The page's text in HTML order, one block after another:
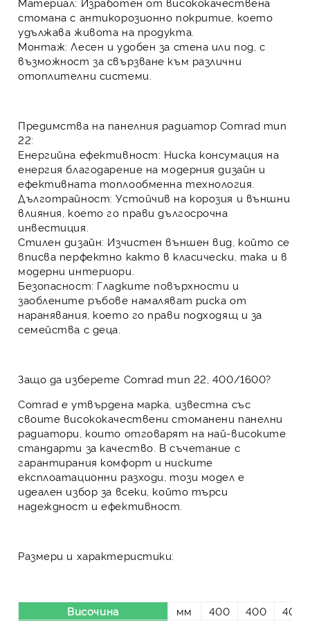
стомана с антикорозионно покритие, което
удължава живота на продукта.
Монтаж: Лесен и удобен за стена или под, с
възможност за свързване към различни
отоплителни системи.
Предимства на панелния радиатор Comrad тип
22:
Енергийна ефективност: Ниска консумация на
енергия благодарение на модерния дизайн и
ефективната топлообменна технология.
Дълготрайност: Устойчив на корозия и външни
влияния, което го прави дългосрочна
инвестиция.
Стилен дизайн: Изчистен външен вид, който се
вписва перфектно както в класически, така и в
модерни интериори.
Безопасност: Гладките повърхности и
заоблените ръбове намаляват риска от
наранявания, което го прави подходящ и за
семейства с деца.
Защо да изберете Comrad тип 22, 400/1600?
Comrad е утвърдена марка, известна със
своите висококачествени стоманени панелни
радиатори, които отговарят на най-високите
стандарти за качество. В съчетание с
гарантирания комфорт и ниските
експлоатационни разходи, този модел е
идеален избор за всеки, който търси
надеждност и ефективност.
Размери и характеристики:
Височина мм 400 400
400